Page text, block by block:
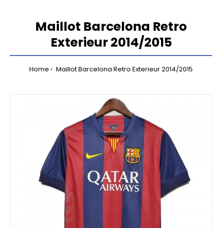
Maillot Barcelona Retro
Exterieur 2014/2015
Home Maillot Barcelona Retro Exterieur 2014/2015